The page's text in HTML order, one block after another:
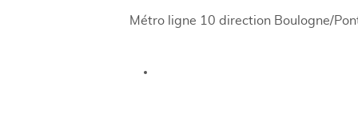
Métro ligne 10 direction Boulogne/